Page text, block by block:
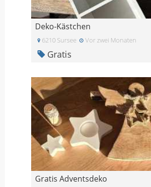
Deko-Kästchen
6210 Sursee Vor zwei Monaten
Gratis
Gratis Adventsdeko